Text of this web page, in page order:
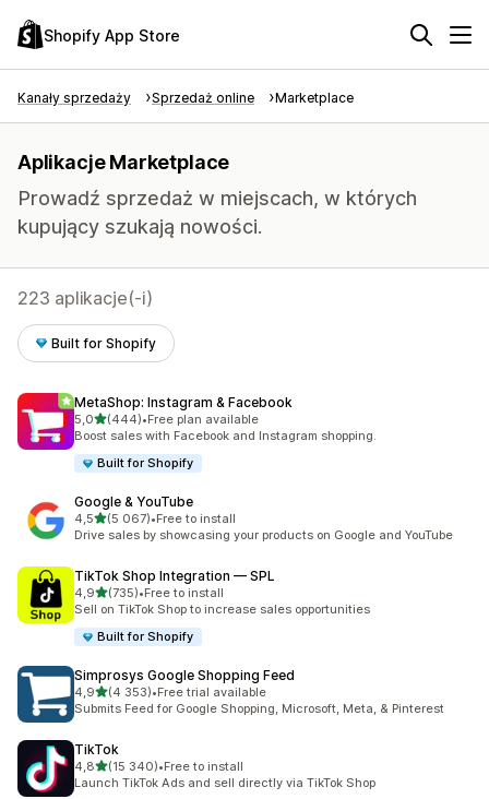
Shopify App Store
Kanały sprzedaży Sprzedaż online Marketplace
Aplikacje Marketplace
Prowadź sprzedaż w miejscach, w których
kupujący szukają nowości.
223 aplikacje(-i)
Built for Shopify
MetaShop: Instagram & Facebook
5,0na 5 gwiazdek
(444)
Łączna liczba recenzji: 444
•Free plan available
Boost sales with Facebook and Instagram shopping.
Built for Shopify
Google & YouTube
4,5na 5 gwiazdek
(5 067)
Łączna liczba recenzji: 5067
•Free to install
Drive sales by showcasing your products on Google and YouTube
TikTok Shop Integration — SPL
4,9na 5 gwiazdek
(735)
Łączna liczba recenzji: 735
•Free to install
Sell on TikTok Shop to increase sales opportunities
Built for Shopify
Simprosys Google Shopping Feed
4,9na 5 gwiazdek
(4 353)
Łączna liczba recenzji: 4353
•Free trial available
Submits Feed for Google Shopping, Microsoft, Meta, & Pinterest
TikTok
4,8na 5 gwiazdek
(15 340)
Łączna liczba recenzji: 15340
•Free to install
Launch TikTok Ads and sell directly via TikTok Shop